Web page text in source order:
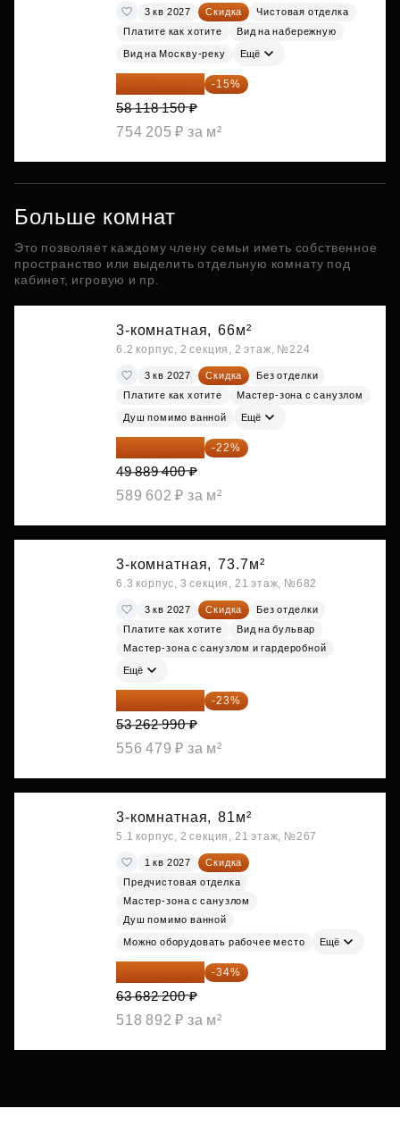
3 кв 2027 Скидка
Чистовая отделка
Платите как хотите
Вид на набережную
Вид на Москву-реку Ещё
49 400 428 ₽ -15%
58 118 150 ₽
754 205 ₽ за м²
Больше комнат
Это позволяет каждому члену семьи иметь собственное
пространство или выделить отдельную комнату под
кабинет, игровую и пр.
3-комнатная, 66м²
6.2 корпус, 2 секция, 2 этаж, №224
3 кв 2027 Скидка
Без отделки
Платите как хотите
Мастер-зона с санузлом
Душ помимо ванной Ещё
38 913 732 ₽ -22%
49 889 400 ₽
589 602 ₽ за м²
3-комнатная, 73.7м²
6.3 корпус, 3 секция, 21 этаж, №682
3 кв 2027 Скидка
Без отделки
Платите как хотите
Вид на бульвар
Мастер-зона с санузлом и гардеробной
Ещё
41 012 502 ₽ -23%
53 262 990 ₽
556 479 ₽ за м²
3-комнатная, 81м²
5.1 корпус, 2 секция, 21 этаж, №267
1 кв 2027
Скидка
Предчистовая отделка
Мастер-зона с санузлом
Душ помимо ванной
Можно оборудовать рабочее место Ещё
42 030 252 ₽ -34%
63 682 200 ₽
518 892 ₽ за м²